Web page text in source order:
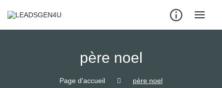
père noel
Page d'accueil père noel